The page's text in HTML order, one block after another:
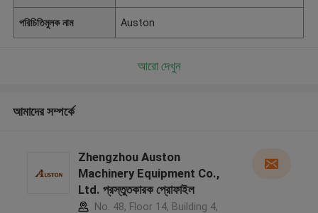
পরিচিতিমুলক নাম Auston
আরো দেখুন
আমাদের সম্পর্কে
Zhengzhou Auston
Machinery Equipment Co.,
Ltd. প্রস্তুতকারক প্রোফাইল
No. 48, Floor 14, Building 4,